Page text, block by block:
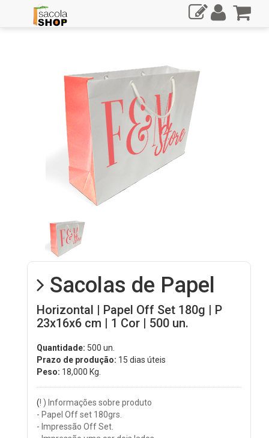
Sacolas de Papel
Horizontal | Papel Off Set 180g | P
23x16x6 cm | 1 Cor | 500 un.
Quantidade: 500 un.
Prazo de produção: 15 dias úteis
Peso: 18,000 Kg.
(! ) Informações sobre produto
- Papel Off set 180grs.
- Impressão Off Set.